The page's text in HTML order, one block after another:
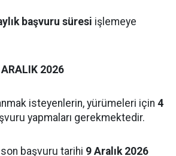
başvuru süresi işlemeye
ARALIK 2026
isteyenlerin, yürümeleri için 4
yapmaları gerekmektedir.
başvuru tarihi 9 Aralık 2026